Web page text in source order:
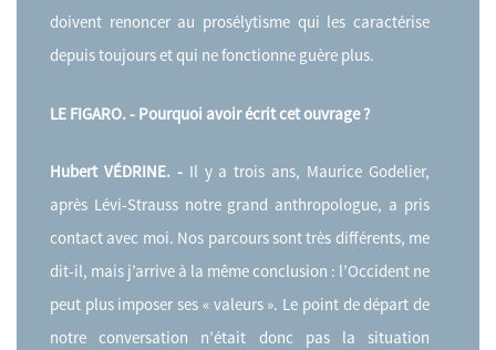
doivent renoncer au prosélytisme qui les caractérise
depuis toujours et qui ne fonctionne guère plus.
LE FIGARO. - Pourquoi avoir écrit cet ouvrage ?
Hubert VÉDRINE. -Il y a trois ans, Maurice Godelier,
après Lévi-Strauss notre grand anthropologue, a pris
contact avec moi. Nos parcours sont très différents, me
dit-il, mais j’arrive à la même conclusion : l’Occident ne
peut plus imposer ses « valeurs ». Le point de départ de
notre conversation n’était donc pas la situation